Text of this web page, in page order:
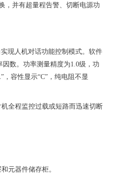
，并有超量程告警、切断电源功
现人机对话功能控制模式。软件
因数。功率测量精度为1.0级，功
容性显示“C”，纯电阻不显
全程监控过载或短路而迅速切断
元器件储存柜。